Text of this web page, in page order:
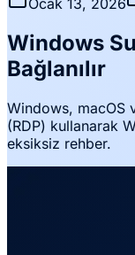
Ocak 13, 2026
Windows
Bağlanılır
Windows, macOS
(RDP) kullanarak
eksiksiz rehber.